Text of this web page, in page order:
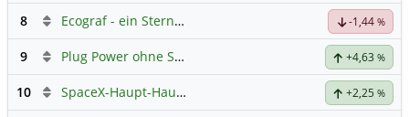
8 Ecograf - ein Stern am Graphithimmel -1,44 %
9 Plug Power ohne Spam +4,63 %
10 SpaceX-Haupt-Hauptforum +2,25 %